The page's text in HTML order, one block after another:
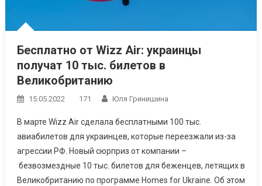
Бесплатно от Wizz Air: украинцы
получат 10 тыс. билетов в
Великобританию
15.05.2022 171 Юля Гринишина
В марте Wizz Air сделала бесплатными 100 тыс.
авиабилетов для украинцев, которые переезжали из-за
агрессии РФ. Новый сюрприз от компании –
безвозмездные 10 тыс. билетов для беженцев, летящих в
Великобританию по программе Homes for Ukraine. Об этом